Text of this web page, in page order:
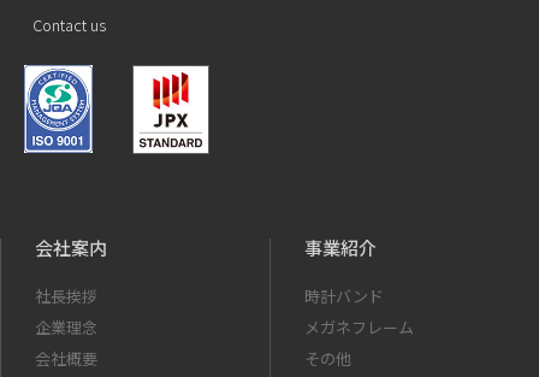
Contact us
会社案内
社長挨拶
企業理念
会社概要
事業紹介
時計バンド
メガネフレーム
その他